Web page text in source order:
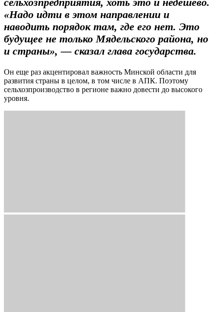
«Надо идти в этом направлении и
наводить порядок там, где его нет. Это
будущее не только Мядельского района, но
и страны», — сказал глава государства.
Он еще раз акцентировал важность Минской области для
развития страны в целом, в том числе в АПК. Поэтому
сельхозпроизводство в регионе важно довести до высокого
уровня.